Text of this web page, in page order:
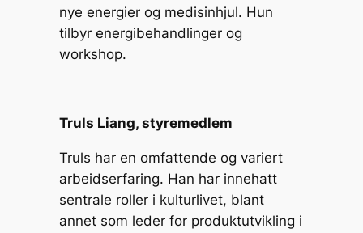
nye energier og medisinhjul. Hun
tilbyr energibehandlinger og
workshop.
Truls Liang, styremedlem
Truls har en omfattende og variert
arbeidserfaring. Han har innehatt
sentrale roller i kulturlivet, blant
annet som leder for produktutvikling i